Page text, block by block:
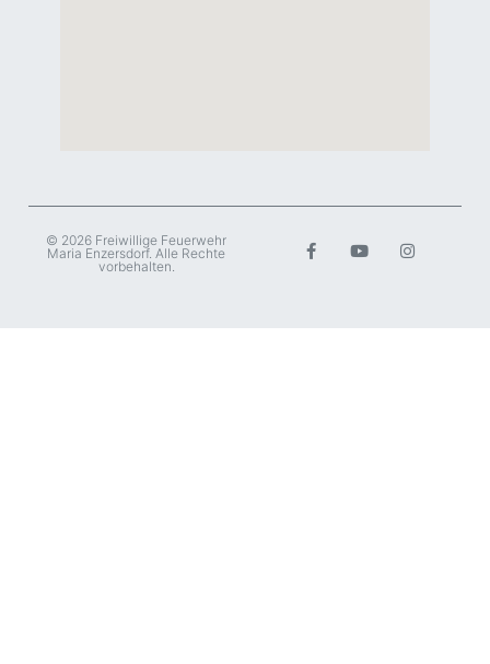
© 2026 Freiwillige Feuerwehr
Maria Enzersdorf. Alle Rechte
vorbehalten.